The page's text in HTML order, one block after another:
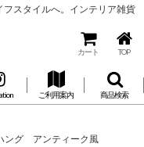
スタイルへ。インテリア雑貨
カート TOP
ご利用案内 商品検索
ハング アンティーク風